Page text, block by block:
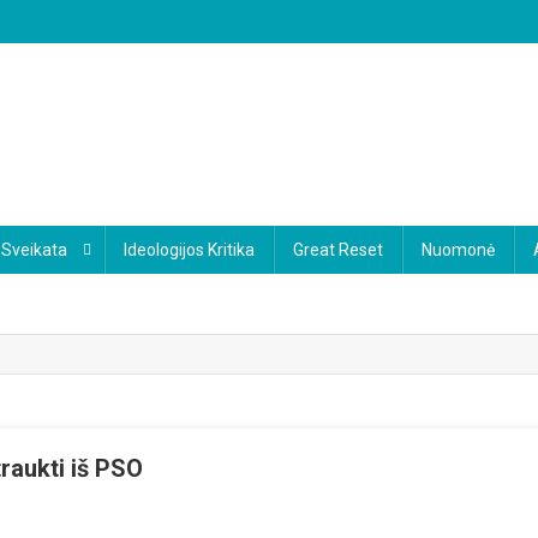
Sveikata Ideologijos Kritika Great Reset Nuomonė
iš PSO